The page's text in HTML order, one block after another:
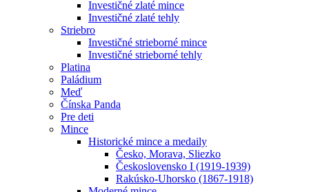
Investičné zlaté mince
Investičné zlaté tehly
Striebro
Investičné strieborné mince
Investičné strieborné tehly
Platina
Paládium
Meď
Čínska Panda
Pre deti
Mince
Historické mince a medaily
Česko, Morava, Sliezko
Československo I (1919-1939)
Rakúsko-Uhorsko (1867-1918)